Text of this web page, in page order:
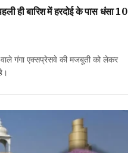
ही बारिश में हरदोई के पास धंसा 10
गंगा एक्सप्रेसवे की मजबूती को लेकर